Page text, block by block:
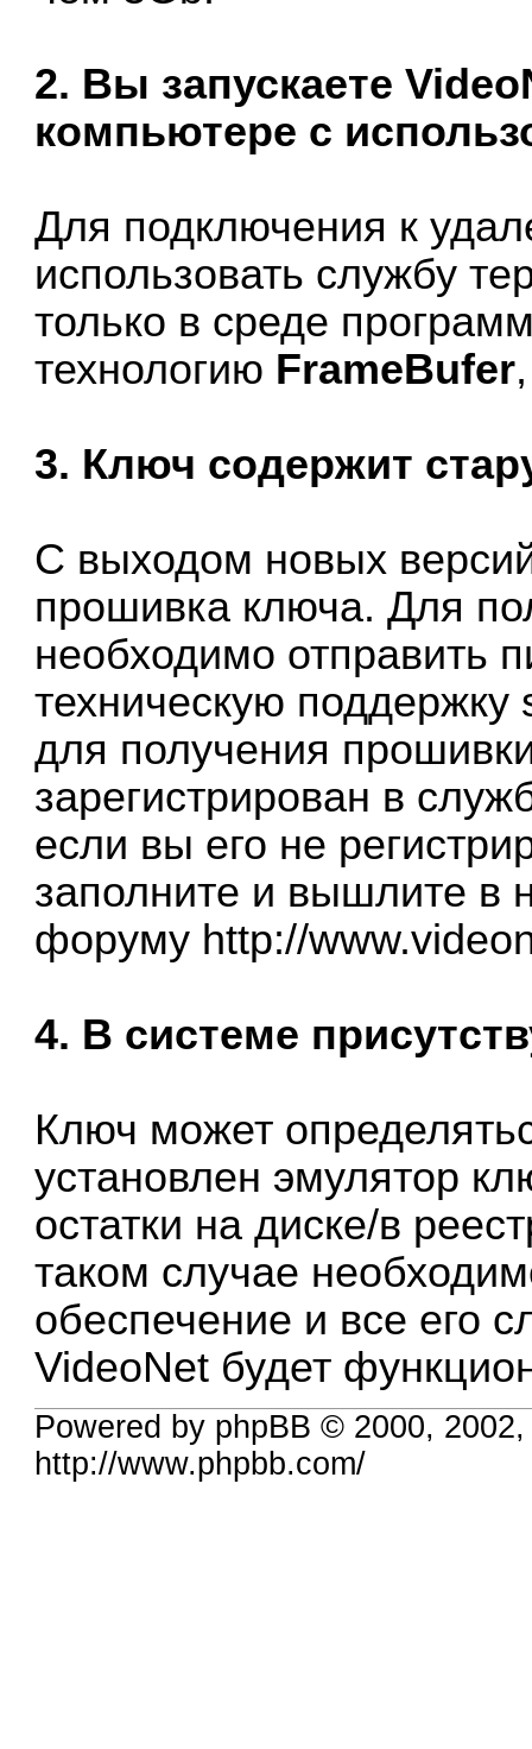
2. Вы запускаете
компьютере с
Для подключения к
использовать службу
только в среде
технологию FrameBufer
3. Ключ содержит
С выходом новых
прошивка ключа. Для
необходимо отправить
техническую поддержку
для получения
зарегистрирован в
если вы его не
заполните и вышлите в
форуму http://
4. В системе
Ключ может
установлен эмулятор
остатки на диске/в
таком случае
обеспечение и все его
VideoNet будет
Powered by phpBB © 2000,
http://www.phpbb.com/